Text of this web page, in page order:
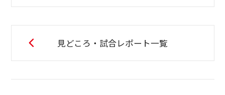
見どころ・試合レポート一覧